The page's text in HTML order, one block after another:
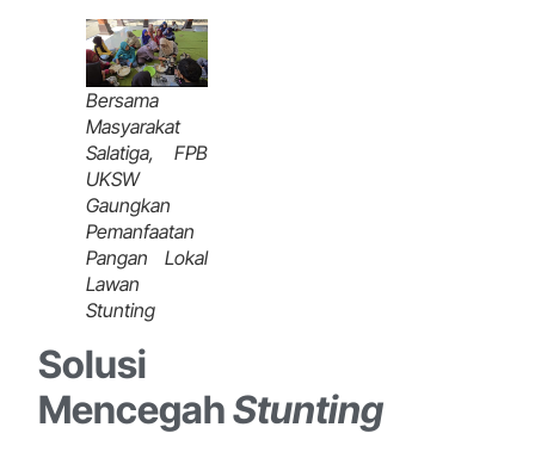
Bersama
Masyarakat
Salatiga, FPB
UKSW
Gaungkan
Pemanfaatan
Pangan Lokal
Lawan
Stunting
Solusi
MencegahStunting